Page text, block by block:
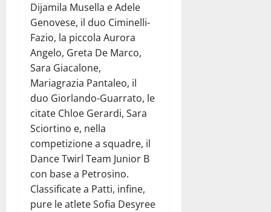
Dijamila Musella e Adele
Genovese, il duo Ciminelli-
Fazio, la piccola Aurora
Angelo, Greta De Marco,
Sara Giacalone,
Mariagrazia Pantaleo, il
duo Giorlando-Guarrato, le
citate Chloe Gerardi, Sara
Sciortino e, nella
competizione a squadre, il
Dance Twirl Team Junior B
con base a Petrosino.
Classificate a Patti, infine,
pure le atlete Sofia Desyree